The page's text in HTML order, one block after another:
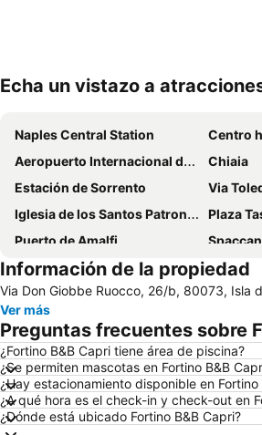
Echa un vistazo a
Naples Central Station
Centro
Aeropuerto Internacional de Nápoles - Capodichino
Chiaia
Estación de Sorrento
Via
Iglesia de los Santos Patrones Roque y Sebastián
Plaza
Puerto de Amalfi
Catedral de San Genaro
Centro
Plaza del Plebiscito
Museo Arqueológico Nacional
Bastione
Puerto de Sorrento
de
Mostra d'Oltremare
Nápoles Subterránea
Puerto
Vomero
Baia
Información de la propiedad
Via Don Giobbe Ruocco, 26/b, 80073, Isla
Ver más
Preguntas frecuentes sobre
¿Fortino B&B Capri tiene área de piscina?
¿Se permiten mascotas en Fortino B&B
¿Hay estacionamiento disponible en Fortino
¿A qué hora es el check-in y check-out en
¿Dónde está ubicado Fortino B&B Capri?